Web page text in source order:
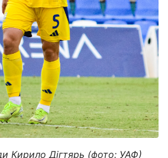
Кирило Дігтярь (фото: УАФ)